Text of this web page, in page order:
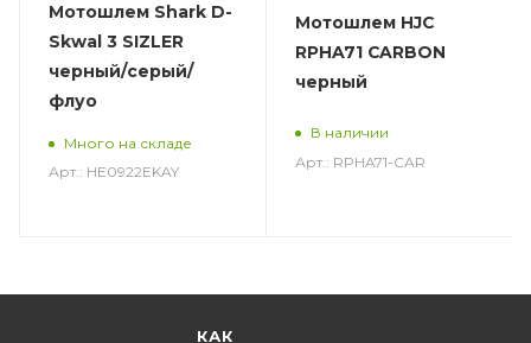
Мотошлем Shark D-
Skwal 3 SIZLER
черный/серый/
флуо
Много на складе
Арт.: HE0922EKAY
Мотошлем HJC
RPHA71 CARBON
черный
В наличии
Арт.: RPHA71-CAR
КАК